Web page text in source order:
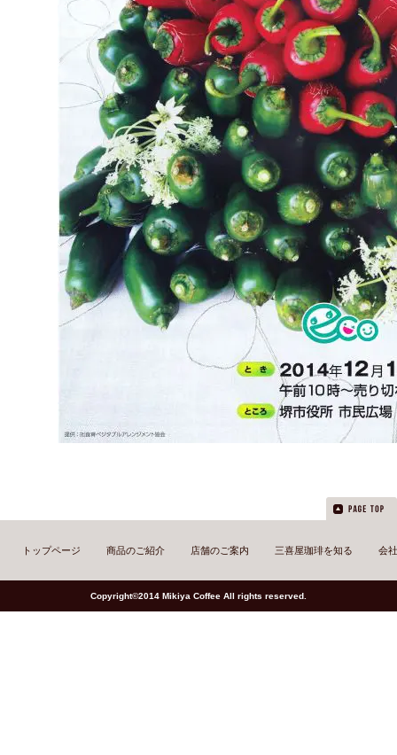
トップページ 商品のご紹介 店舗のご案内 三喜屋珈琲を知る 会
Copyright©2014 Mikiya Coffee All rights reserved.